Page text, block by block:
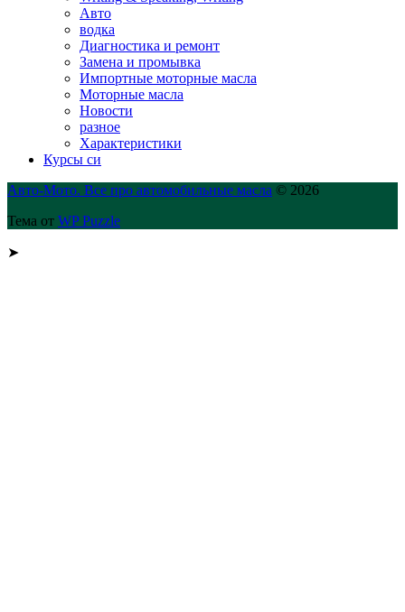
Авто
водка
Диагностика и ремонт
Замена и промывка
Импортные моторные масла
Моторные масла
Новости
разное
Характеристики
Курсы си
Авто-Мото. Все про автомобильные масла © 2026
Тема от WP Puzzle
➤